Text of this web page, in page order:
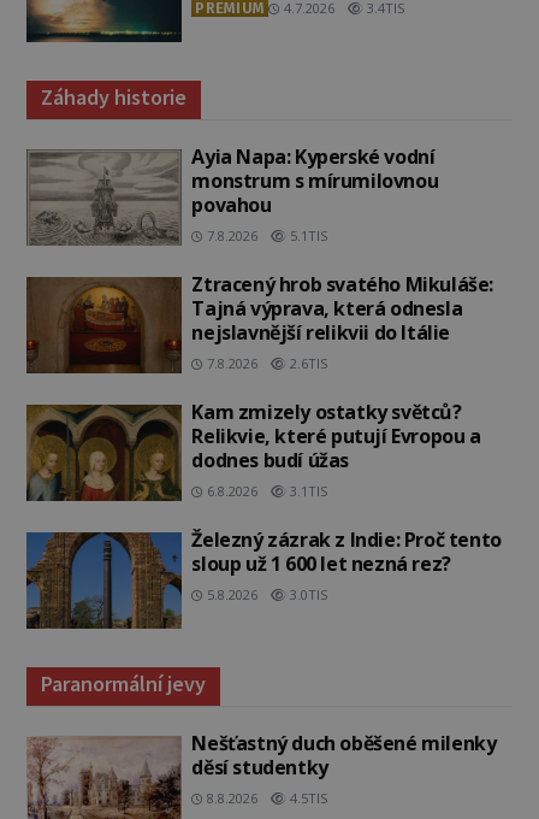
PREMIUM 4.7.2026 3.4TIS
Záhady historie
Ayia Napa: Kyperské vodní
monstrum s mírumilovnou
povahou
7.8.2026 5.1TIS
Ztracený hrob svatého Mikuláše:
Tajná výprava, která odnesla
nejslavnější relikvii do Itálie
7.8.2026 2.6TIS
Kam zmizely ostatky světců?
Relikvie, které putují Evropou a
dodnes budí úžas
6.8.2026 3.1TIS
Železný zázrak z Indie: Proč tento
sloup už 1 600 let nezná rez?
5.8.2026 3.0TIS
Paranormální jevy
Nešťastný duch oběšené milenky
děsí studentky
8.8.2026 4.5TIS